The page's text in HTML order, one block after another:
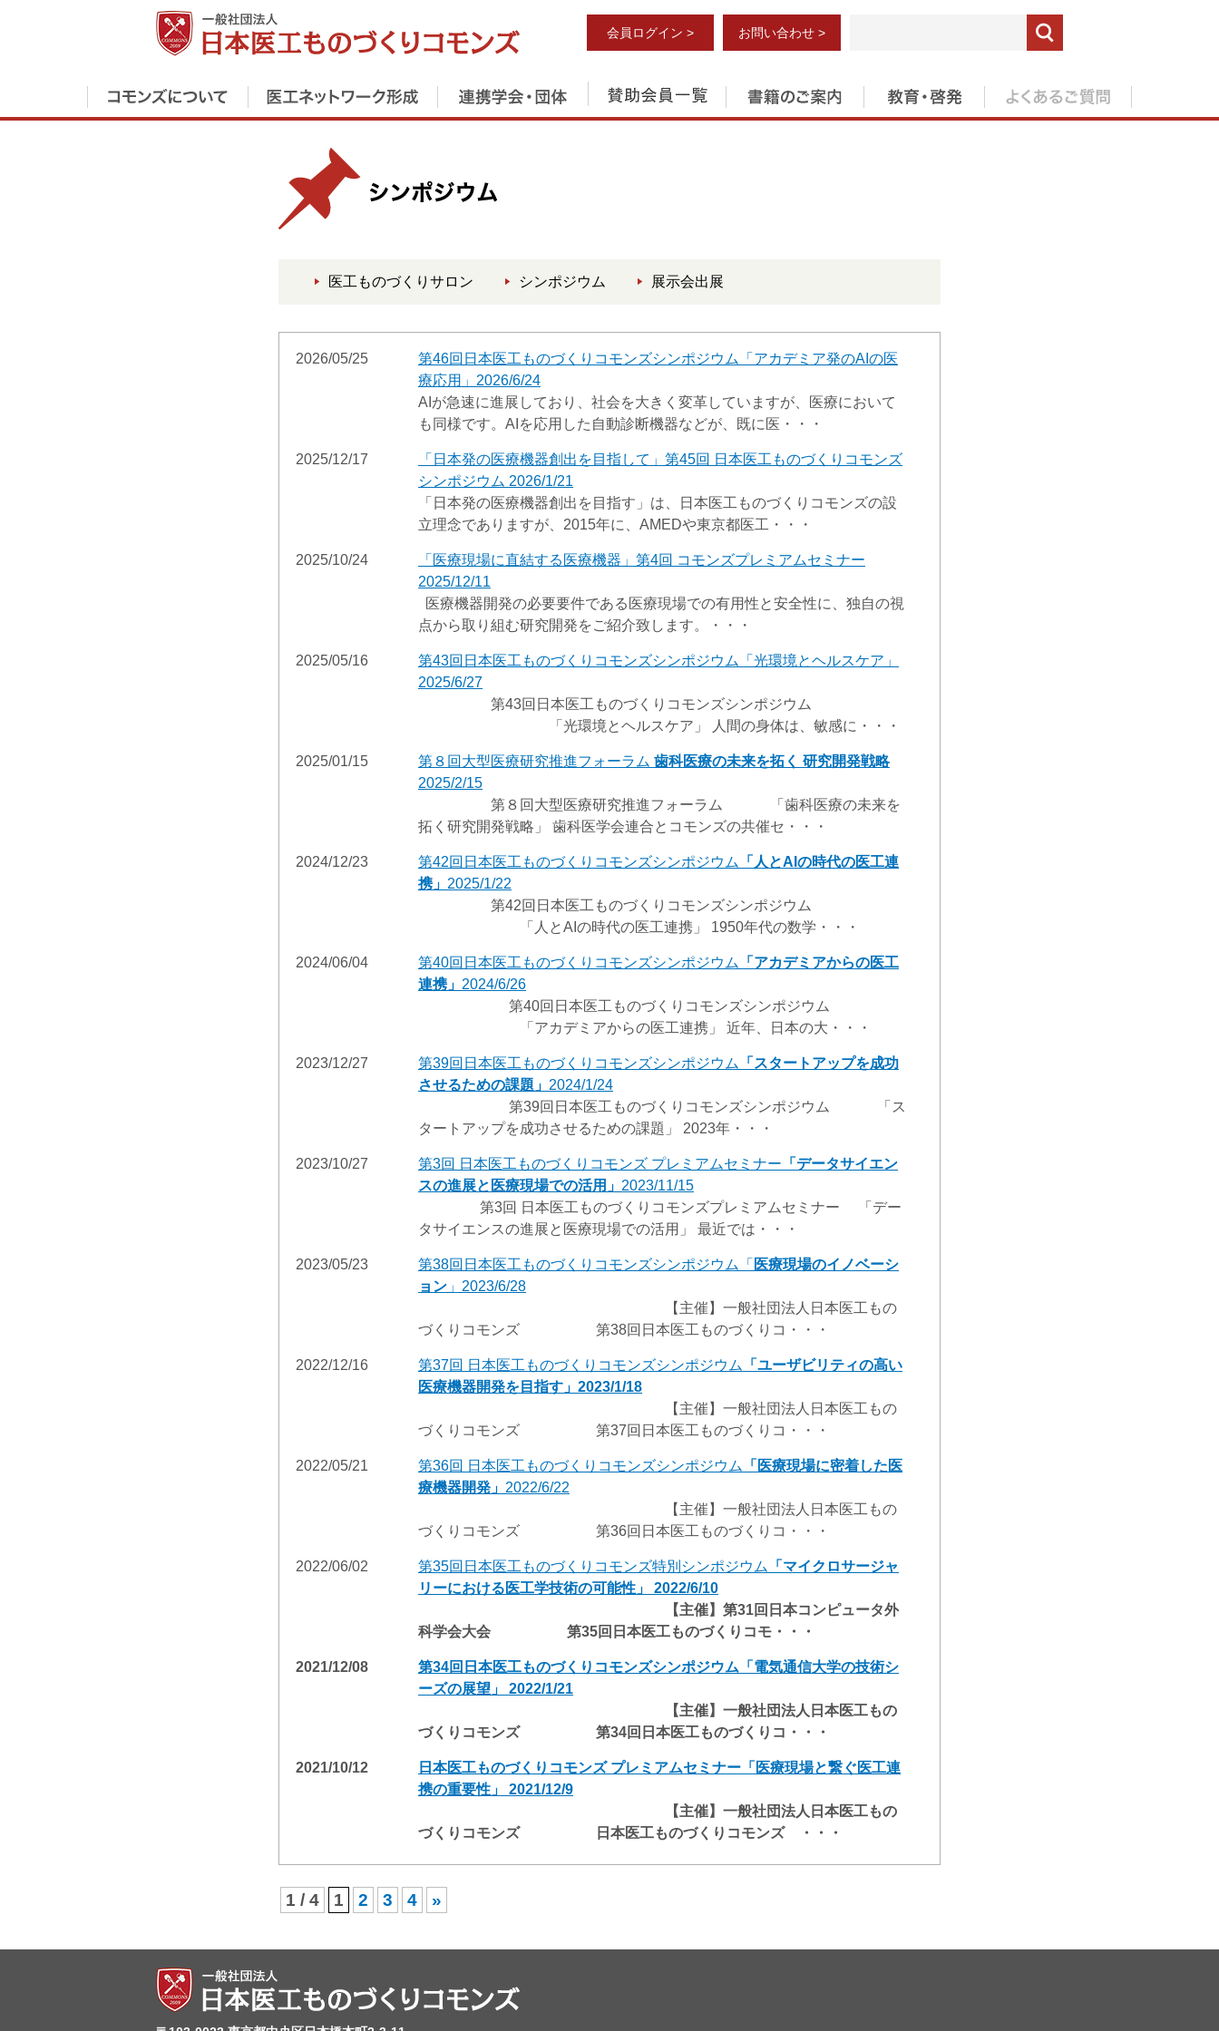
会員ログイン > お問い合わせ >
医工ものづくりサロン シンポジウム 展示会出展
2026/05/25
第46回日本医工ものづくりコモンズシンポジウム「アカデミア発のAIの医
療応用」2026/6/24
AIが急速に進展しており、社会を大きく変革していますが、医療において
も同様です。AIを応用した自動診断機器などが、既に医・・・
2025/12/17
「日本発の医療機器創出を目指して」第45回 日本医工ものづくりコモンズ
シンポジウム 2026/1/21
「日本発の医療機器創出を目指す」は、日本医工ものづくりコモンズの設
立理念でありますが、2015年に、AMEDや東京都医工・・・
2025/10/24
「医療現場に直結する医療機器」第4回 コモンズプレミアムセミナー
2025/12/11
医療機器開発の必要要件である医療現場での有用性と安全性に、独自の視
点から取り組む研究開発をご紹介致します。・・・
2025/05/16
第43回日本医工ものづくりコモンズシンポジウム「光環境とヘルスケア」
2025/6/27
第43回日本医工ものづくりコモンズシンポジウム
「光環境とヘルスケア」 人間の身体は、敏感に・・・
2025/01/15 第８回大型医療研究推進フォーラム 歯科医療の未来を拓く 研究開発戦略
2025/2/15
第８回大型医療研究推進フォーラム 「歯科医療の未来を
拓く研究開発戦略」 歯科医学会連合とコモンズの共催セ・・・
2024/12/23 第42回日本医工ものづくりコモンズシンポジウム
「人とAIの時代の医工連
携」 2025/1/22
第42回日本医工ものづくりコモンズシンポジウム
「人とAIの時代の医工連携」 1950年代の数学・・・
2024/06/04 第40回日本医工ものづくりコモンズシンポジウム
「アカデミアからの医工
連携」 2024/6/26
第40回日本医工ものづくりコモンズシンポジウム
「アカデミアからの医工連携」 近年、日本の大・・・
2023/12/27 第39回日本医工ものづくりコモンズシンポジウム
「スタートアップを成功
させるための課題」 2024/1/24
第39回日本医工ものづくりコモンズシンポジウム 「ス
タートアップを成功させるための課題」 2023年・・・
2023/10/27 第3回 日本医工ものづくりコモンズ プレミアムセミナー 「データサイエン
スの進展と医療現場での活用」 2023/11/15
第3回 日本医工ものづくりコモンズプレミアムセミナー 「デー
タサイエンスの進展と医療現場での活用」 最近では・・・
2023/05/23 第38回日本医工ものづくりコモンズシンポジウム「 医療現場のイノベーシ
ョン 」2023/6/28
【主催】一般社団法人日本医工もの
づくりコモンズ 第38回日本医工ものづくりコ・・・
2022/12/16 第37回 日本医工ものづくりコモンズシンポジウム
「ユーザビリティの高い
医療機器開発を目指す」2023/1/18
【主催】一般社団法人日本医工もの
づくりコモンズ 第37回日本医工ものづくりコ・・・
2022/05/21 第36回 日本医工ものづくりコモンズシンポジウム
「医療現場に密着した医
療機器開発」 2022/6/22
【主催】一般社団法人日本医工もの
づくりコモンズ 第36回日本医工ものづくりコ・・・
2022/06/02 第35回日本医工ものづくりコモンズ特別シンポジウム
「マイクロサージャ
リーにおける医工学技術の可能性」 2022/6/10
【主催】第31回日本コンピュータ外
科学会大会 第35回日本医工ものづくりコモ・・・
2021/12/08
第34回日本医工ものづくりコモンズシンポジウム「電気通信大学の技術シ
ーズの展望」 2022/1/21
【主催】一般社団法人日本医工もの
づくりコモンズ 第34回日本医工ものづくりコ・・・
2021/10/12
日本医工ものづくりコモンズ プレミアムセミナー「医療現場と繋ぐ医工連
携の重要性」 2021/12/9
【主催】一般社団法人日本医工もの
づくりコモンズ 日本医工ものづくりコモンズ ・・・
1 / 4 1 2 3 4 »